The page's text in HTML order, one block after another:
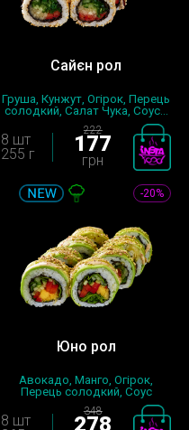
Сайєн рол
Груша, Кунжут, Огірок, Перець
солодкий, Салат Чука, Соус...
8 шт
255 г
222
177
грн
-20%
Юно рол
Авокадо, Манго, Огірок,
Перець солодкий, Соус
Манго, Соу...
8 шт
348
278